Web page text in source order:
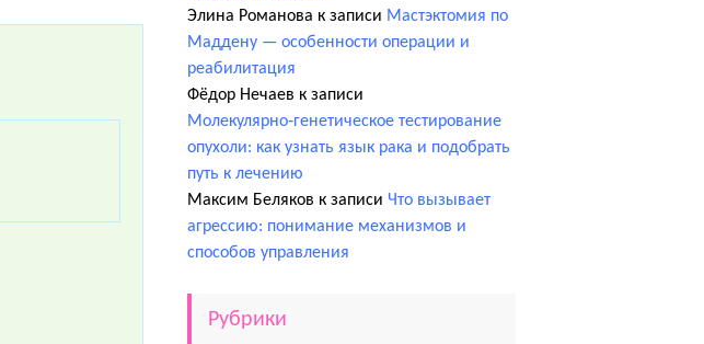
Элина Романова к записи Мастэктомия по
Маддену — особенности операции и
реабилитация
Фёдор Нечаев к записи
Молекулярно‑генетическое тестирование
опухоли: как узнать язык рака и подобрать
путь к лечению
Максим Беляков к записи Что вызывает
агрессию: понимание механизмов и
способов управления
Рубрики